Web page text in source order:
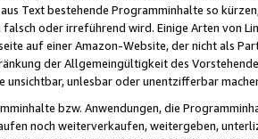
Text bestehende Programminhalte so
falsch oder irreführend wird. Einige Arten von
auf einer Amazon-Website, der nicht als
der Allgemeingültigkeit des
unsichtbar, unlesbar oder unentzifferbar
bzw. Anwendungen, die
noch weiterverkaufen, weitergeben,